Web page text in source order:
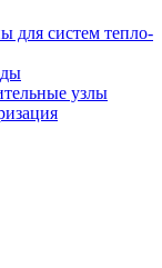
для систем тепло-
узлы